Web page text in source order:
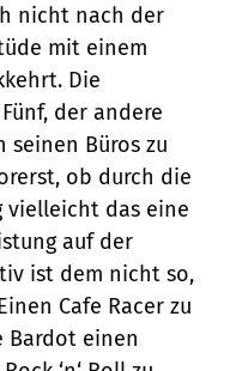
nicht nach der
mit einem
Die
der andere
seinen Büros zu
ob durch die
vielleicht das eine
auf der
ist dem nicht so,
Cafe Racer zu
Bardot einen